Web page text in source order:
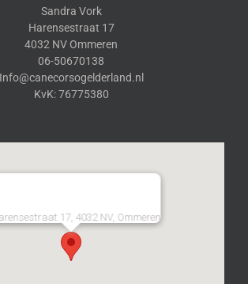
Sandra Vork
Harensestraat 17
4032 NV Ommeren
06-50670138
Info@canecorsogelderland.nl
KvK: 76775380
17, 4032 NV, Ommeren